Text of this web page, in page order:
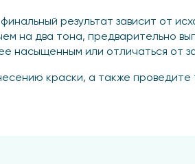
результат зависит от
на два тона, предварительно
насыщенным или отличаться от
краски, а также проведите
Старайтесь не допускать